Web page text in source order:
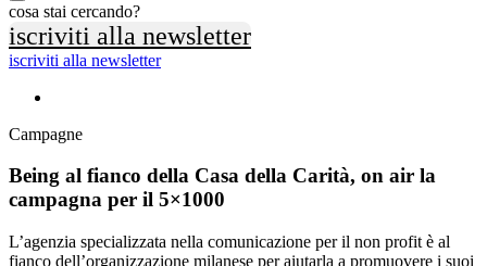
cosa stai cercando?
iscriviti alla newsletter
iscriviti alla newsletter
Campagne
Being al fianco della Casa della Carità, on air la
campagna per il 5×1000
L’agenzia specializzata nella comunicazione per il non profit è al
fianco dell’organizzazione milanese per aiutarla a promuovere i suoi